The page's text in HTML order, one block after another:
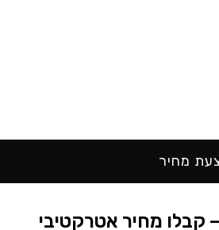
מחיר